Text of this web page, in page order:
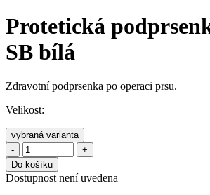
Protetická
SB bílá
Zdravotní podprsenka po operaci prsu.
Velikost:
vybraná varianta
-
+
Do košíku
Dostupnost není uvedena